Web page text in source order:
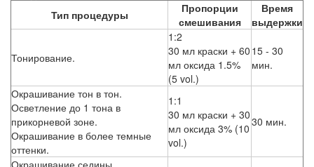
Тип процедуры
Пропорции
смешивания
Время
выдержки
Тонирование.
1:2
30 мл краски + 60
мл оксида 1.5%
(5 vol.)
15 - 30
мин.
Окрашивание тон в тон.
Осветление до 1 тона в
прикорневой зоне.
Окрашивание в более темные
оттенки.
1:1
30 мл краски + 30
мл оксида 3% (10
vol.)
30 мин.